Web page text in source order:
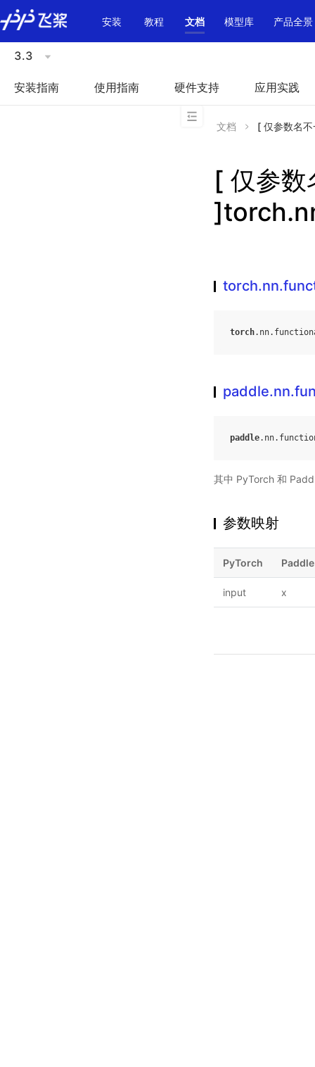
\u200E
安装
教程 文档 模型库 产品全景
3.3
安装指南 使用指南 硬件支持 应用实践
文档 [ 仅参数名
[ 仅参数
torch. nn.
paddle. nn.
其中 PyTorch 和
参数映射
PyTorch
input x